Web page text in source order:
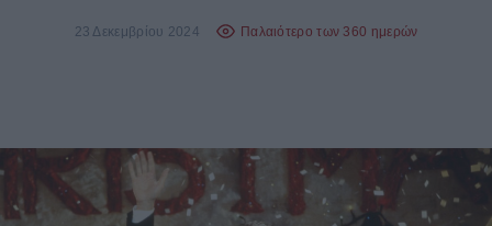
23 Δεκεμβρίου 2024 Παλαιότερο των 360 ημερών